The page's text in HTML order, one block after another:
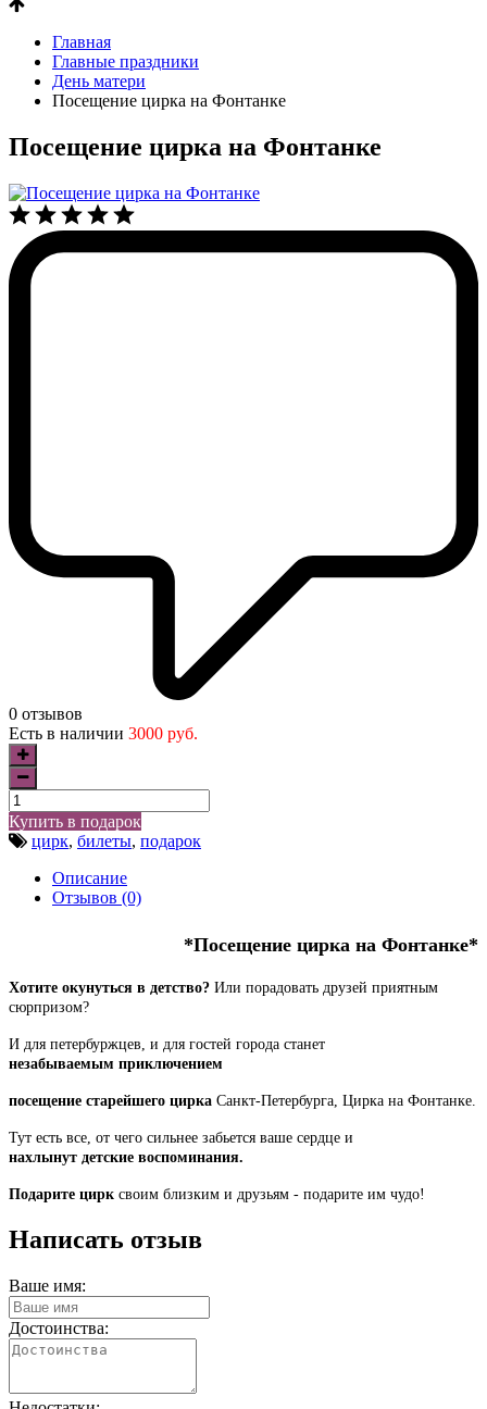
Главная
Главные праздники
День матери
Посещение цирка на Фонтанке
Посещение цирка на Фонтанке
0 отзывов
Есть в наличии 3000 руб.
Купить в подарок
цирк, билеты, подарок
Описание
Отзывов (0)
*Посещение цирка на Фонтанке*
Хотите окунуться в детство? Или порадовать друзей приятным
сюрпризом?
И для петербуржцев, и для гостей города станет
незабываемым приключением
посещение старейшего цирка Санкт-Петербурга, Цирка на Фонтанке.
Тут есть все, от чего сильнее забьется ваше сердце и
нахлынут детские воспоминания.
Подарите цирк своим близким и друзьям - подарите им чудо!
Написать отзыв
Ваше имя:
Достоинства: